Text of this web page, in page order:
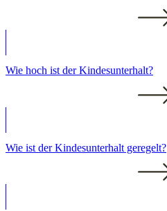
Wie hoch ist der Kindesunterhalt?
Wie ist der Kindesunterhalt geregelt?